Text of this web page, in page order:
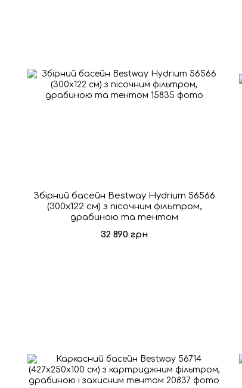
Збірний басейн Bestway Hydrium 56566
(300x122 см) з пісочним фільтром,
драбиною та тентом
32 890 грн